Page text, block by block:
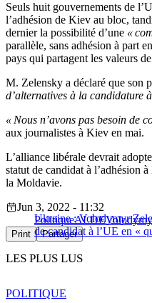
Seuls huit gouvernements de
l’adhésion de Kiev au bloc,
dernier la possibilité d’une «
parallèle, sans adhésion à part
pays qui partagent les valeurs
M. Zelensky a déclaré que son
d’alternatives à la candidature
« Nous n’avons pas besoin de
aux journalistes à Kiev en mai.
L’alliance libérale devrait
statut de candidat à l’adhésion
la Moldavie.
Ukraine : Volodymyr
de candidat à l’UE en «
Jun 3, 2022 - 11:32
PolitiqueALDE
Print Partager
LES PLUS LUS
POLITIQUE